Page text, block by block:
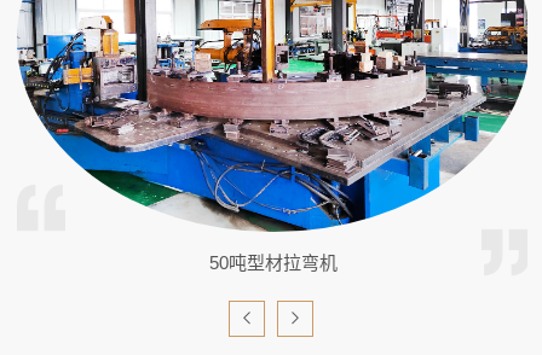
50吨型材拉弯机